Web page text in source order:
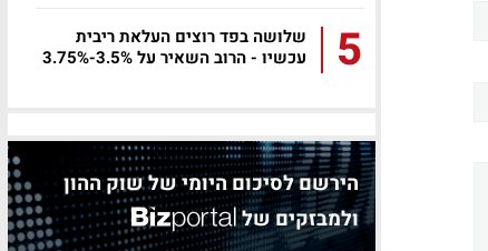
5
שלושה בפד רוצים העלאת ריבית
עכשיו - הרוב השאיר על 3.5%-3.75%
הירשם לסיכום היומי של שוק ההון
ולמבזקים של